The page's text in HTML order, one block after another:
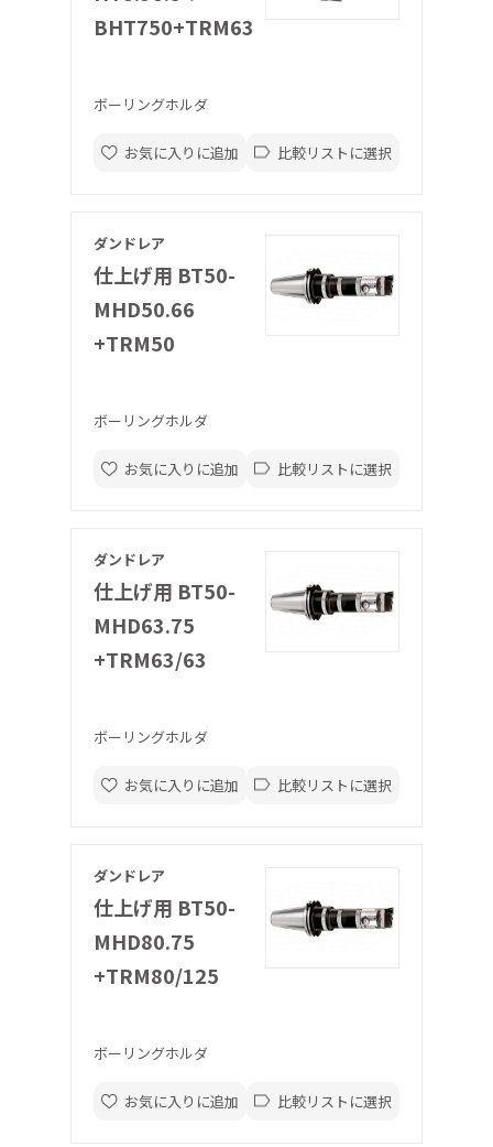
BHT750+TRM63
ボーリングホルダ
お気に入りに追加 比較リストに選択
ダンドレア
仕上げ用 BT50-
MHD50.66
+TRM50
ボーリングホルダ
お気に入りに追加 比較リストに選択
ダンドレア
仕上げ用 BT50-
MHD63.75
+TRM63/63
ボーリングホルダ
お気に入りに追加 比較リストに選択
ダンドレア
仕上げ用 BT50-
MHD80.75
+TRM80/125
ボーリングホルダ
お気に入りに追加 比較リストに選択